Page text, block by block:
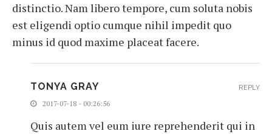
distinctio. Nam libero tempore, cum soluta nobis
est eligendi optio cumque nihil impedit quo
minus id quod maxime placeat facere.
TONYA GRAY
2017-07-18 - 00:26:56
Quis autem vel eum iure reprehenderit qui in
REPLY